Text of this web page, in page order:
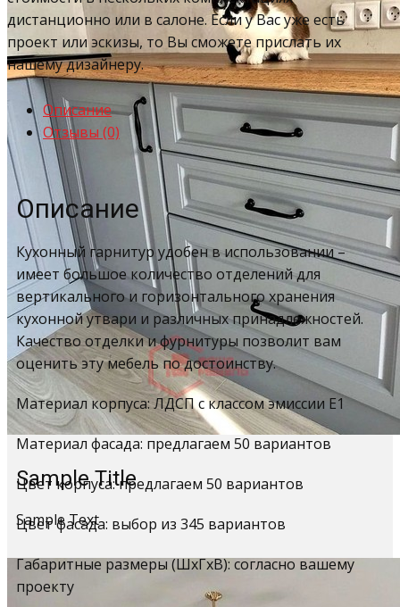
Sample Title
Sample Text
дистанционно или в салоне. Если у Вас уже есть
проект или эскизы, то Вы сможете прислать их
нашему дизайнеру.
Описание
Отзывы (0)
Описание
Кухонный гарнитур удобен в использовании –
имеет большое количество отделений для
вертикального и горизонтального хранения
кухонной утвари и различных принадлежностей.
Качество отделки и фурнитуры позволит вам
оценить эту мебель по достоинству.
Материал корпуса: ЛДСП с классом эмиссии Е1
Материал фасада: предлагаем 50 вариантов
Цвет корпуса: предлагаем 50 вариантов
Цвет фасада: выбор из 345 вариантов
Габаритные размеры (ШхГхВ): согласно вашему
проекту